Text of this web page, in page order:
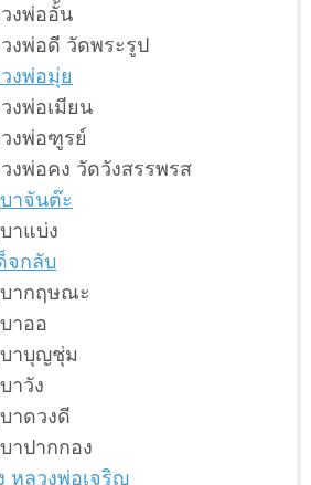
งพ่ออั้น
งพ่อดี วัดพระรูป
งพ่อมุ่ย
งพ่อเมียน
งพ่อฑูรย์
งพ่อคง วัดวังสรรพรส
าจันต๊ะ
าแบ่ง
จกลับ
ากฤษณะ
าออ
าบุญชุ่ม
าวัง
าดวงดี
าปากกอง
หลวงพ่อเจริญ